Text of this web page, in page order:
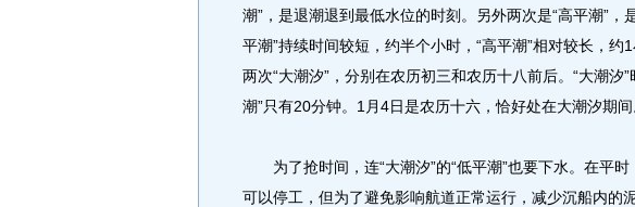
潮”，是退潮退到最低水位的时刻。另外两次是“高平潮”，
平潮”持续时间较短，约半个小时，“高平潮”相对较长，约
两次“大潮汐”，分别在农历初三和农历十八前后。“大潮汐
潮”只有20分钟。1月4日是农历十六，恰好处在大潮汐期间
为了抢时间，连“大潮汐”的“低平潮”也要下水。在平时
可以停工，但为了避免影响航道正常运行，减少沉船内的